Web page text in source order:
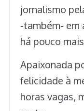
jornalismo
-também- em
há pouco
Apaixonada
felicidade à
horas vagas,